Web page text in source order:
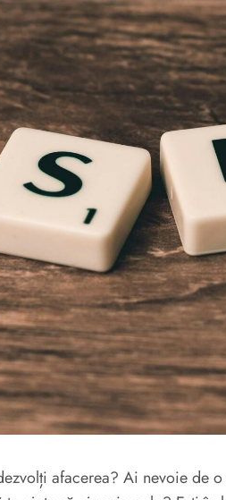
afacerea? Ai nevoie de o